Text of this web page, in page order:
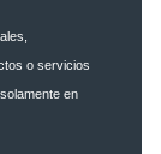
o servicios
en